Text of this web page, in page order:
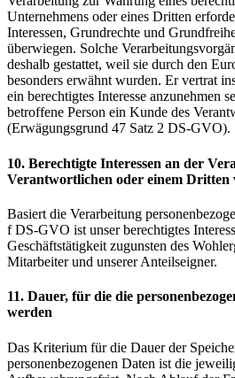
Unternehmens oder eines Dritten
Interessen, Grundrechte und
überwiegen. Solche
deshalb gestattet, weil sie durch den
besonders erwähnt wurden. Er vertrat
ein berechtigtes Interesse anzunehmen
betroffene Person ein Kunde des
(Erwägungsgrund 47 Satz 2 DS-GVO).
10. Berechtigte Interessen an der
Verantwortlichen oder einem Dritten
Basiert die Verarbeitung
f DS-GVO ist unser berechtigtes
Geschäftstätigkeit zugunsten des
Mitarbeiter und unserer Anteilseigner.
11. Dauer, für die die
werden
Das Kriterium für die Dauer der
personenbezogenen Daten ist die